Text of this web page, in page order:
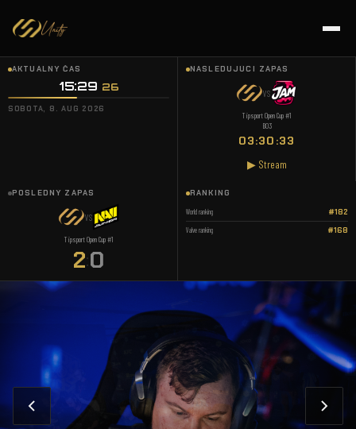
AKTUÁLNY ČAS
15:29 26
SOBOTA, 8. AUG 2026
NASLEDUJÚCI ZÁPAS
VS
Tipsport Open Cup #1
BO3
03:30:33
▶ Stream
POSLEDNÝ ZÁPAS
VS
Tipsport Open Cup #1
2:0
RANKING
World ranking #182
Valve ranking #168